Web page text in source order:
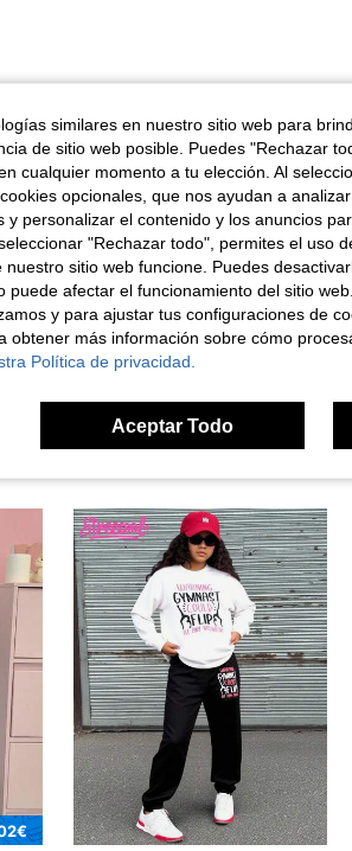
similares en nuestro sitio web para
de sitio web posible. Puedes "Rechazar
cualquier momento a tu elección. Al
opcionales, que nos ayudan a
y personalizar el contenido y los anuncios
"Rechazar todo", permites el uso
sitio web funcione. Puedes
puede afectar el funcionamiento del sitio
y para ajustar tus configuraciones de
obtener más información sobre cómo
Política de privacidad.
Aceptar Todo